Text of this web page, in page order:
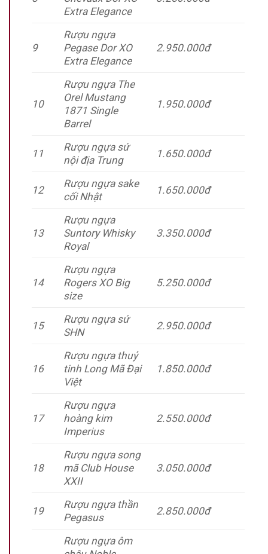
Extra Elegance
9
Rượu ngựa
Pegase Dor XO
Extra Elegance
2.950.000đ
10
Rượu ngựa The
Orel Mustang
1871 Single
Barrel
1.950.000đ
11
Rượu ngựa sứ
nội địa Trung
1.650.000đ
12
Rượu ngựa sake
cối Nhật
1.650.000đ
13
Rượu ngựa
Suntory Whisky
Royal
3.350.000đ
14
Rượu ngựa
Rogers XO Big
size
5.250.000đ
15
Rượu ngựa sứ
SHN
2.950.000đ
16
Rượu ngựa thuỷ
tinh Long Mã Đại
Việt
1.850.000đ
17
Rượu ngựa
hoàng kim
Imperius
2.550.000đ
18
Rượu ngựa song
mã Club House
XXII
3.050.000đ
19
Rượu ngựa thần
Pegasus
2.850.000đ
Rượu ngựa ôm